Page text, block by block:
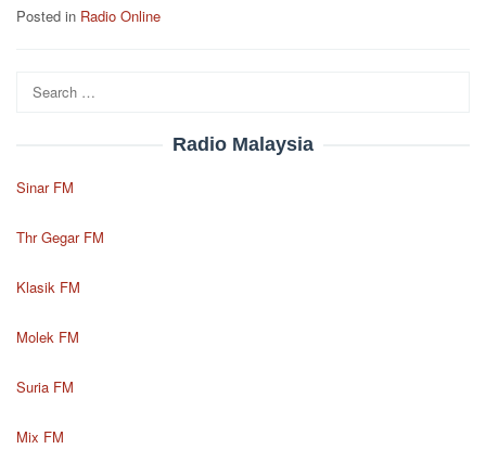
Posted in Radio Online
Search
for:
Radio Malaysia
Sinar FM
Thr Gegar FM
Klasik FM
Molek FM
Suria FM
Mix FM